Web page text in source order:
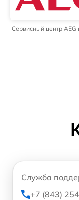
Сервисный центр AEG
Служба
+7 (843)